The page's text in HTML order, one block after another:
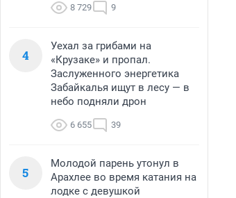
8 729 9
4
Уехал за грибами на
«Крузаке» и пропал.
Заслуженного энергетика
Забайкалья ищут в лесу — в
небо подняли дрон
6 655 39
5
Молодой парень утонул в
Арахлее во время катания на
лодке с девушкой